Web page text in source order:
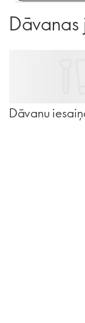
Dāvanu